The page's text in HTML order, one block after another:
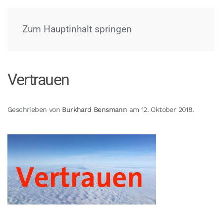
Zum Hauptinhalt springen
Vertrauen
Geschrieben von Burkhard Bensmann am 12. Oktober 2018.